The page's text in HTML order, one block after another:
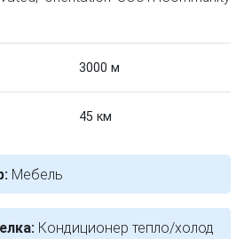
3000 м
45 км
Мебель
Кондиционер тепло/холод